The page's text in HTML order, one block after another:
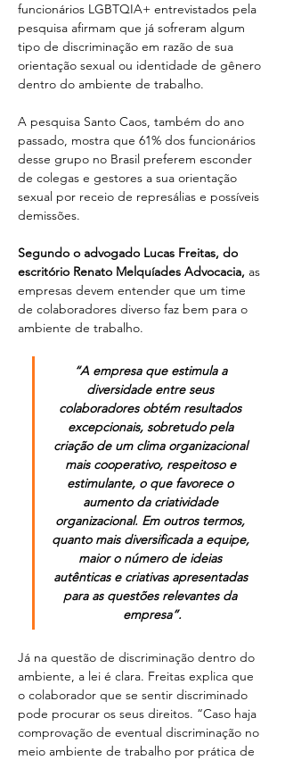
funcionários LGBTQIA+ entrevistados pela
pesquisa afirmam que já sofreram algum
tipo de discriminação em razão de sua
orientação sexual ou identidade de gênero
dentro do ambiente de trabalho.
A pesquisa Santo Caos, também do ano
passado, mostra que 61% dos funcionários
desse grupo no Brasil preferem esconder
de colegas e gestores a sua orientação
sexual por receio de represálias e possíveis
demissões.
Segundo o advogado Lucas Freitas, do
escritório Renato Melquíades Advocacia, as
empresas devem entender que um time
de colaboradores diverso faz bem para o
ambiente de trabalho.
“A empresa que estimula a
diversidade entre seus
colaboradores obtém resultados
excepcionais, sobretudo pela
criação de um clima organizacional
mais cooperativo, respeitoso e
estimulante, o que favorece o
aumento da criatividade
organizacional. Em outros termos,
quanto mais diversificada a equipe,
maior o número de ideias
autênticas e criativas apresentadas
para as questões relevantes da
empresa”.
Já na questão de discriminação dentro do
ambiente, a lei é clara. Freitas explica que
o colaborador que se sentir discriminado
pode procurar os seus direitos. “Caso haja
comprovação de eventual discriminação no
meio ambiente de trabalho por prática de